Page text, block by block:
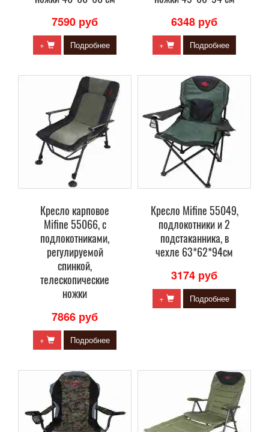
7590 руб
+ Подробнее
6348 руб
+ Подробнее
Кресло карповое
Mifine 55066, с
подлокотниками,
регулируемой
спинкой,
телескопические
ножки
7866 руб
+ Подробнее
Кресло Mifine 55049,
подлокотники и 2
подстаканника, в
чехле 63*62*94см
3174 руб
+ Подробнее